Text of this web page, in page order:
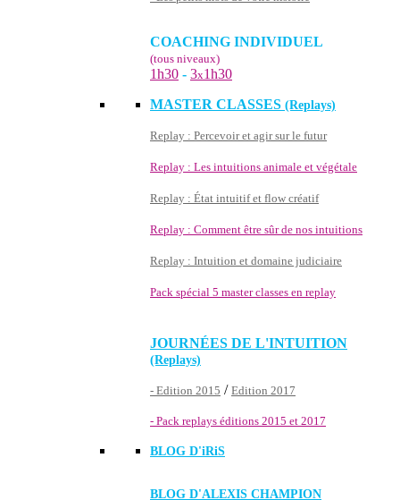
COACHING INDIVIDUEL
(tous niveaux)
1h30 - 3x1h30
MASTER CLASSES (Replays)
Replay : Percevoir et agir sur le futur
Replay : Les intuitions animale et végétale
Replay : État intuitif et flow créatif
Replay : Comment être sûr de nos intuitions
Replay : Intuition et domaine judiciaire
Pack spécial 5 master classes en replay
JOURNÉES DE L'INTUITION
(Replays)
- Edition 2015 / Edition 2017
- Pack replays éditions 2015 et 2017
BLOG D'iRiS
BLOG D'ALEXIS CHAMPION